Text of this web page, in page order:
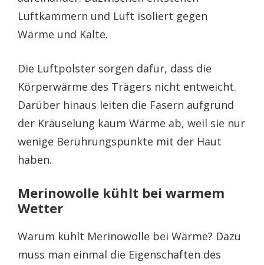
Luftkammern und Luft isoliert gegen
Wärme und Kälte.
Die Luftpolster sorgen dafür, dass die
Körperwärme des Trägers nicht entweicht.
Darüber hinaus leiten die Fasern aufgrund
der Kräuselung kaum Wärme ab, weil sie nur
wenige Berührungspunkte mit der Haut
haben.
Merinowolle kühlt bei warmem
Wetter
Warum kühlt Merinowolle bei Wärme? Dazu
muss man einmal die Eigenschaften des